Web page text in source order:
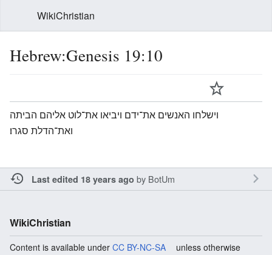
WikiChristian
Hebrew:Genesis 19:10
וישלחו האנשים את־ידם ויביאו את־לוט אליהם הביתה
ואת־הדלת סגרו׃
Last edited 18 years ago by BotUm
WikiChristian
Content is available under CC BY-NC-SA
unless otherwise